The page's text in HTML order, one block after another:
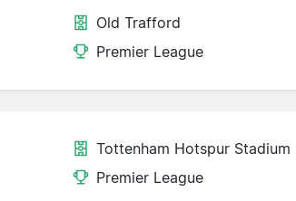
Old Trafford
Premier League
Tottenham Hotspur Stadium
Premier League